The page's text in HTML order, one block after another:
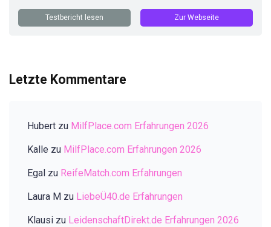
Testbericht lesen Zur Webseite
Letzte Kommentare
Hubert zu MilfPlace.com Erfahrungen 2026
Kalle zu MilfPlace.com Erfahrungen 2026
Egal zu ReifeMatch.com Erfahrungen
Laura M zu LiebeÜ40.de Erfahrungen
Klausi zu LeidenschaftDirekt.de Erfahrungen 2026